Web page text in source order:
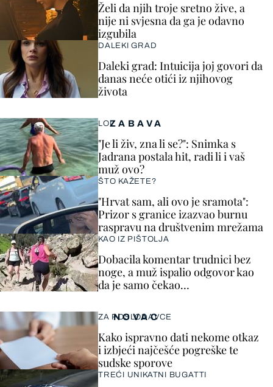
ZABAVA
LOL
"Je li živ, zna li se?": Snimka s
Jadrana postala hit, radi li i vaš
muž ovo?
ŠTO KAŽETE?
"Hrvat sam, ali ovo je sramota":
Prizor s granice izazvao burnu
raspravu na društvenim mrežama
KAO IZ PIŠTOLJA
Dobacila komentar trudnici bez
noge, a muž ispalio odgovor kao
da je samo čekao…
Želi da njih troje sretno žive, a
nije ni svjesna da ga je odavno
izgubila
DALEKI GRAD
Daleki grad: Intuicija joj govori da
danas neće otići iz njihovog
života
NOVAC
ZA POSLODAVCE
Kako ispravno dati nekome otkaz
i izbjeći najčešće pogreške te
sudske sporove
TREĆI UNIKATNI BUGATTI